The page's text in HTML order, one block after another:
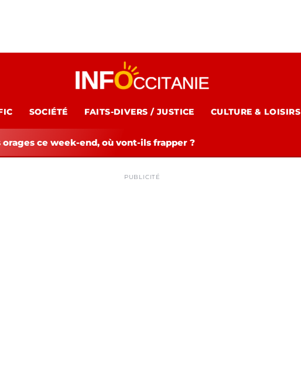
SOCIÉTÉ FAITS-DIVERS / JUSTICE CULTURE & LOISIRS
ce week-end, où vont-ils frapper ?
PUBLICITÉ